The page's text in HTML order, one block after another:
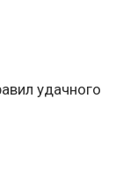
удачного